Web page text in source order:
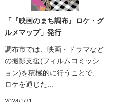
「『映画のまち調布』ロケ・グ
ルメマップ」発行
調布市では、映画・ドラマなど
の撮影支援(フィルムコミッシ
ョン)を積極的に行うことで、
ロケを通じた...